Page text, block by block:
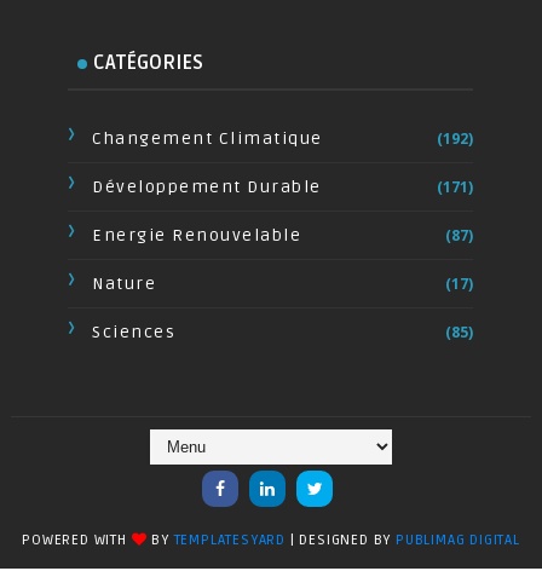
CATÉGORIES
Changement Climatique (192)
Développement Durable (171)
Energie Renouvelable (87)
Nature (17)
Sciences (85)
POWERED WITH BYTEMPLATESYARD | DESIGNED BY PUBLIMAG DIGITAL